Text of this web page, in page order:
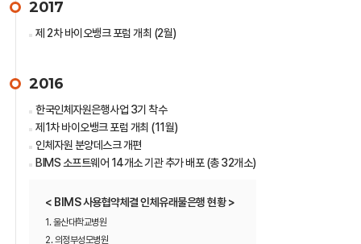
2017
제 2차 바이오뱅크 포럼 개최 (2월)
2016
한국인체자원은행사업 3기 착수
제1차 바이오뱅크 포럼 개최 (11월)
인체자원 분양데스크 개편
BIMS 소프트웨어 14개소 기관 추가 배포 (총 32개소)
< BIMS 사용협약체결 인체유래물은행 현황 >
1. 울산대학교병원
2. 의정부성모병원